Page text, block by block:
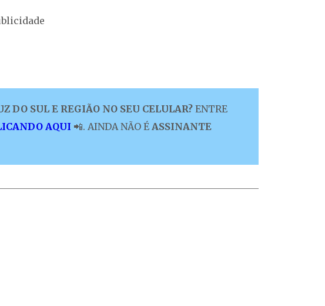
DO SUL E REGIÃO NO SEU CELULAR? ENTRE
AQUI 📲. AINDA NÃO É ASSINANTE